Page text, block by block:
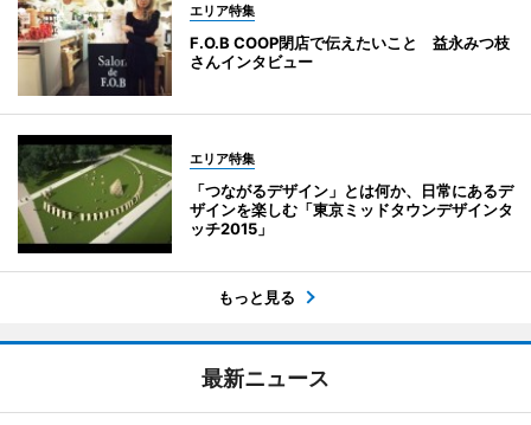
エリア特集
F.O.B COOP閉店で伝えたいこと 益永みつ枝
さんインタビュー
エリア特集
「つながるデザイン」とは何か、日常にあるデ
ザインを楽しむ「東京ミッドタウンデザインタ
ッチ2015」
もっと見る
最新ニュース